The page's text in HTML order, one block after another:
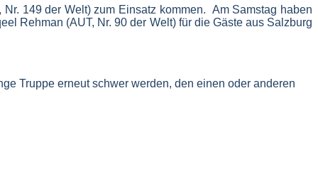
149 der Welt) zum Einsatz kommen. Am Samstag haben
Rehman (AUT, Nr. 90 der Welt) für die Gäste aus Salzburg
Truppe erneut schwer werden, den einen oder anderen